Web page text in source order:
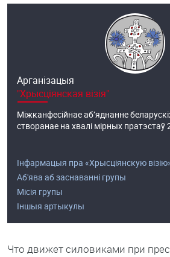
Арганізацыя
"Хрысціянская візія"
Міжканфесійнае аб’яднанне
створанае на хвалі мірных пратэстаў
Інфармацыя пра «Хрысціянскую
Аб'ява аб заснаванні групы
Місія групы
Іншыя артыкулы
Что движет силовиками при